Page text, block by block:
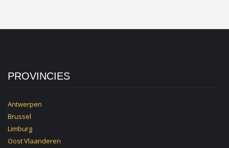
PROVINCIES
Antwerpen
Brussel
Limburg
Oost Vlaanderen